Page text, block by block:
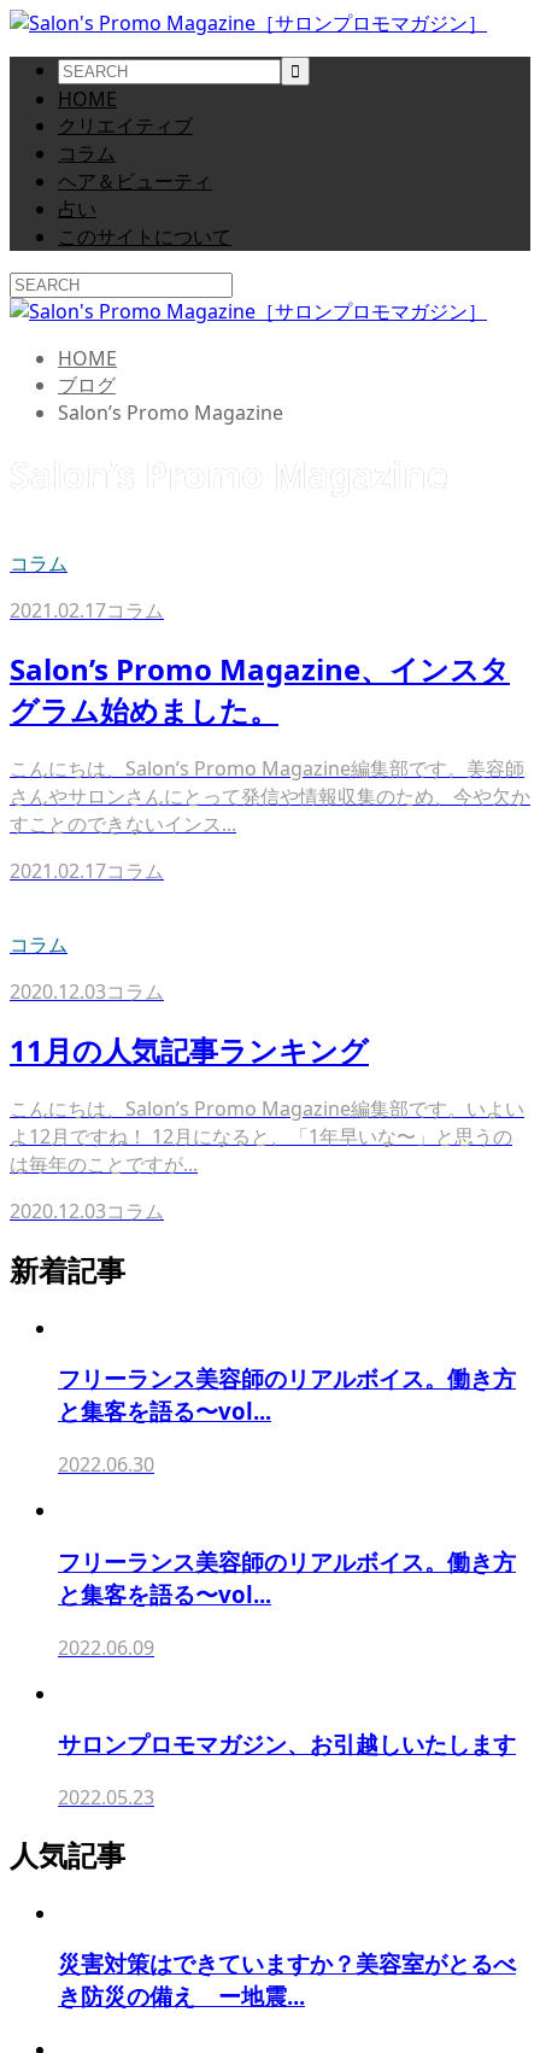
HOME
クリエイティブ
コラム
ヘア＆ビューティ
占い
このサイトについて
HOME
ブログ
Salon’s Promo Magazine
Salon’s Promo Magazine
コラム
2021.02.17コラム
Salon’s Promo Magazine、インスタ
グラム始めました。
こんにちは、Salon’s Promo Magazine編集部です。美容師
さんやサロンさんにとって発信や情報収集のため、今や欠か
すことのできないインス...
2021.02.17コラム
コラム
2020.12.03コラム
11月の人気記事ランキング
こんにちは、Salon’s Promo Magazine編集部です。いよい
よ12月ですね！ 12月になると、「1年早いな〜」と思うの
は毎年のことですが...
2020.12.03コラム
新着記事
フリーランス美容師のリアルボイス。働き方
と集客を語る〜vol...
2022.06.30
フリーランス美容師のリアルボイス。働き方
と集客を語る〜vol...
2022.06.09
サロンプロモマガジン、お引越しいたします
2022.05.23
人気記事
災害対策はできていますか？美容室がとるべ
き防災の備え ー地震...